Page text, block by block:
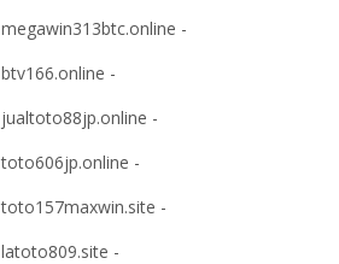
megawin313btc.online -
btv166.online -
jualtoto88jp.online -
toto606jp.online -
toto157maxwin.site -
latoto809.site -